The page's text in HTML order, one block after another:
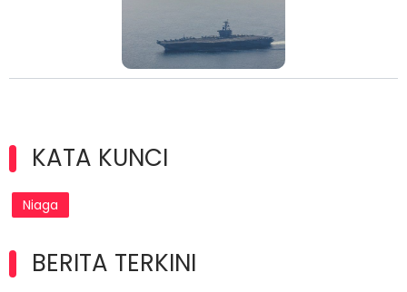
KATA KUNCI
Niaga
BERITA TERKINI